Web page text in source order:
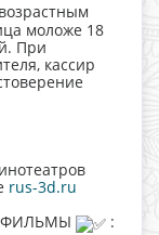
моложе 18
При
кассир
rus-3d.ru
ФИЛЬМЫ
: